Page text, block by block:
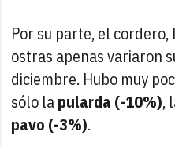
Por su parte, el
ostras apenas variaron
diciembre. Hubo muy
sólo lapularda (-10%),
pavo (-3%).